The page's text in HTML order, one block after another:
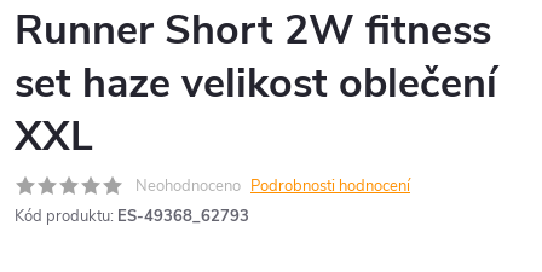
Runner Short 2W fitness
set haze velikost oblečení
XXL
Neohodnoceno Podrobnosti hodnocení
Kód produktu: ES-49368_62793